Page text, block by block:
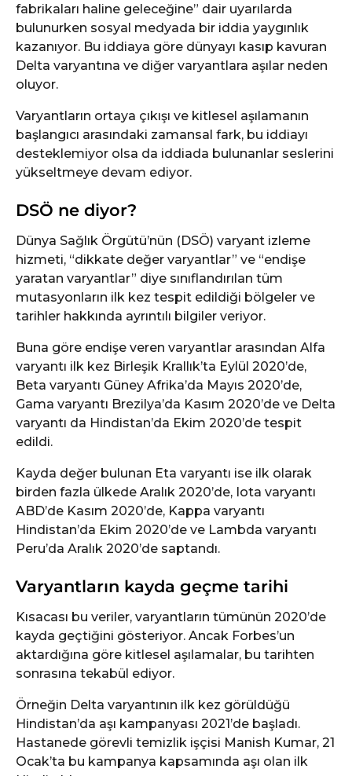
fabrikaları haline geleceğine” dair uyarılarda
bulunurken sosyal medyada bir iddia yaygınlık
kazanıyor. Bu iddiaya göre dünyayı kasıp kavuran
Delta varyantına ve diğer varyantlara aşılar neden
oluyor.
Varyantların ortaya çıkışı ve kitlesel aşılamanın
başlangıcı arasındaki zamansal fark, bu iddiayı
desteklemiyor olsa da iddiada bulunanlar seslerini
yükseltmeye devam ediyor.
DSÖ ne diyor?
Dünya Sağlık Örgütü’nün (DSÖ) varyant izleme
hizmeti, “dikkate değer varyantlar” ve “endişe
yaratan varyantlar” diye sınıflandırılan tüm
mutasyonların ilk kez tespit edildiği bölgeler ve
tarihler hakkında ayrıntılı bilgiler veriyor.
Buna göre endişe veren varyantlar arasından Alfa
varyantı ilk kez Birleşik Krallık’ta Eylül 2020’de,
Beta varyantı Güney Afrika’da Mayıs 2020’de,
Gama varyantı Brezilya’da Kasım 2020’de ve Delta
varyantı da Hindistan’da Ekim 2020’de tespit
edildi.
Kayda değer bulunan Eta varyantı ise ilk olarak
birden fazla ülkede Aralık 2020’de, Iota varyantı
ABD’de Kasım 2020’de, Kappa varyantı
Hindistan’da Ekim 2020’de ve Lambda varyantı
Peru’da Aralık 2020’de saptandı.
Varyantların kayda geçme tarihi
Kısacası bu veriler, varyantların tümünün 2020’de
kayda geçtiğini gösteriyor. Ancak Forbes’un
aktardığına göre kitlesel aşılamalar, bu tarihten
sonrasına tekabül ediyor.
Örneğin Delta varyantının ilk kez görüldüğü
Hindistan’da aşı kampanyası 2021’de başladı.
Hastanede görevli temizlik işçisi Manish Kumar, 21
Ocak’ta bu kampanya kapsamında aşı olan ilk